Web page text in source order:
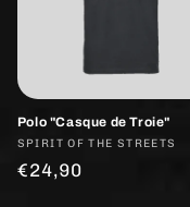
i
o
n
Polo "Casque de Troie"
Fournisseur :
SPIRIT OF THE STREETS
Prix
€24,90